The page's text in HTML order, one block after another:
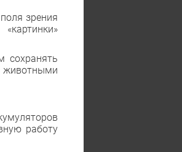
зрения
сохранять
животными
работу